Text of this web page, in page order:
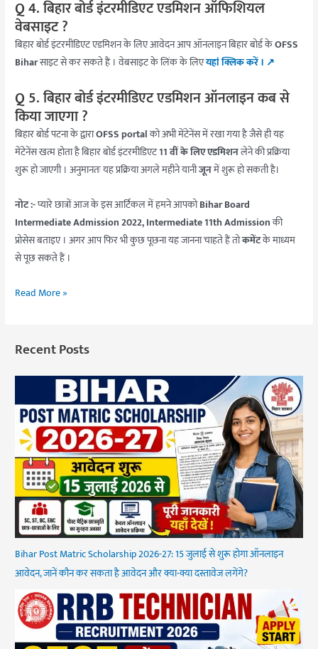
Q 4. बिहार बोर्ड इंटरमीडिएट एडमिशन ऑफिशियल
वेबसाइट ?
बिहार बोर्ड इंटरमीडिएट एडमिशन के लिए आवेदन आप ऑनलाइन बिहार बोर्ड केOFSS
Biharसाइट से कर सकते हैं । वेबसाइट के लिंक के लिएयहां क्लिक करें । ↗️
Q 5. बिहार बोर्ड इंटरमीडिएट एडमिशन ऑनलाइन कब से
किया जाएगा ?
बिहार बोर्ड पटना के द्वाराOFSS portalको अभी मेंटेनेंस में रखा गया है जैसे ही यह
मेंटेनेंस खत्म होता है बिहार बोर्ड इंटरमीडिएट11 वीं के लिए एडमिशनलेने की प्रक्रिया
शुरू हो जाएगी । अनुमानतः यह प्रक्रिया अगले महीने यानीजूनमें शुरू हो सकती है।
नोट :-प्यारे छात्रों आज के इस आर्टिकल में हमने आपकोBihar Board
Intermediate Admission 2022, Intermediate 11th Admissionकी
प्रोसेस बताइए । अगर आप फिर भी कुछ पूछना यह जानना चाहते हैं तोकमेंटके माध्यम
से पूछ सकते हैं ।
Read More »
Recent Posts
Bihar Post Matric Scholarship 2026-27: 15 जुलाई से शुरू होगा ऑनलाइन
आवेदन, जानें कौन कर सकता है आवेदन और क्या-क्या दस्तावेज लगेंगे?